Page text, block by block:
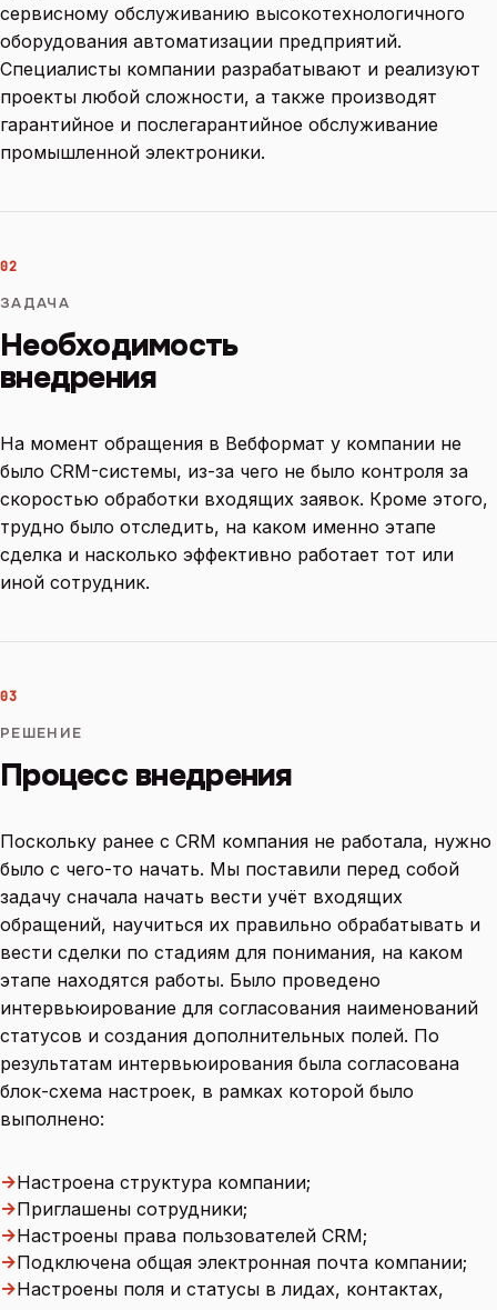
сервисному обслуживанию высокотехнологичного
оборудования автоматизации предприятий.
Специалисты компании разрабатывают и реализуют
проекты любой сложности, а также производят
гарантийное и послегарантийное обслуживание
промышленной электроники.
02
ЗАДАЧА
Необходимость
внедрения
На момент обращения в Вебформат у компании не
было CRM-системы, из-за чего не было контроля за
скоростью обработки входящих заявок. Кроме этого,
трудно было отследить, на каком именно этапе
сделка и насколько эффективно работает тот или
иной сотрудник.
03
РЕШЕНИЕ
Процесс внедрения
Поскольку ранее с CRM компания не работала, нужно
было с чего-то начать. Мы поставили перед собой
задачу сначала начать вести учёт входящих
обращений, научиться их правильно обрабатывать и
вести сделки по стадиям для понимания, на каком
этапе находятся работы. Было проведено
интервьюирование для согласования наименований
статусов и создания дополнительных полей. По
результатам интервьюирования была согласована
блок-схема настроек, в рамках которой было
выполнено:
→Настроена структура компании;
→Приглашены сотрудники;
→Настроены права пользователей CRM;
→Подключена общая электронная почта компании;
→Настроены поля и статусы в лидах, контактах,